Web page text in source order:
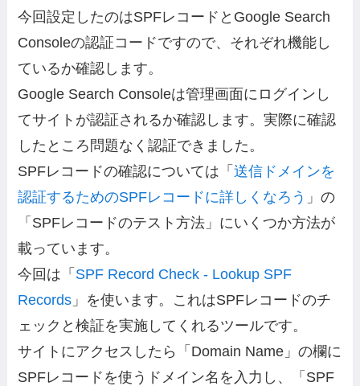
今回設定したのはSPFレコードとGoogle Search
Consoleの認証コードですので、それぞれ機能し
ているか確認します。
Google Search Consoleは管理画面にログインし
てサイトが認証されるか確認します。実際に確認
したところ問題なく認証できました。
SPFレコードの確認については「送信ドメインを
認証するためのSPFレコードに詳しくなろう 」の
「SPFレコードのテスト方法」にいくつか方法が
載っています。
今回は「 SPF Record Check - Lookup SPF
Records 」を使います。これはSPFレコードのチ
ェックと検証を実施してくれるツールです。
サイトにアクセスしたら「Domain Name」の欄に
SPFレコードを使うドメイン名を入力し、「SPF